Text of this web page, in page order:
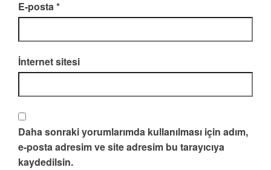
E-posta*
İnternet sitesi
Daha sonraki yorumlarımda kullanılması için adım,
e-posta adresim ve site adresim bu tarayıcıya
kaydedilsin.